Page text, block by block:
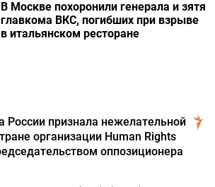
В Москве похоронили генерала и зятя
главкома ВКС, погибших при взрыве
в итальянском ресторане